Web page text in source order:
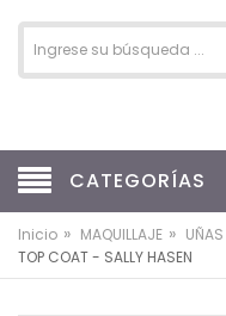
CATEGORÍAS
Inicio » MAQUILLAJE » UÑAS
TOP COAT - SALLY HASEN